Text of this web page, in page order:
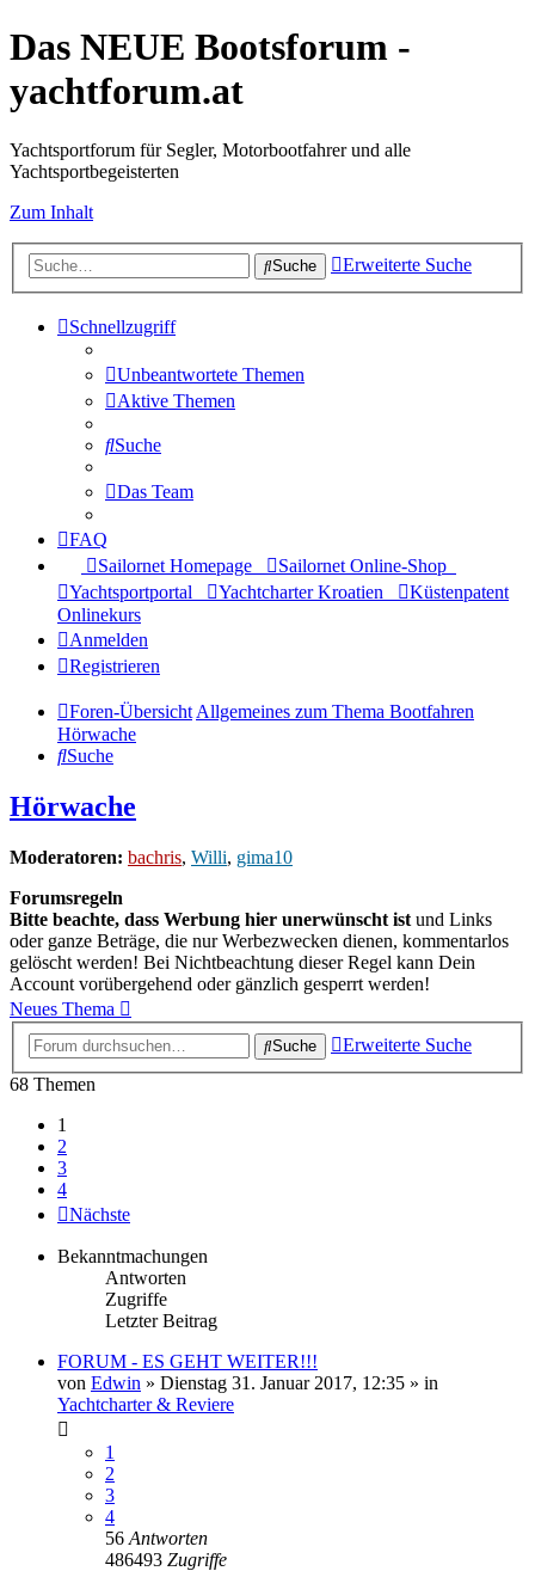
Das NEUE Bootsforum -
yachtforum.at
Yachtsportforum für Segler, Motorbootfahrer und alle
Yachtsportbegeisterten
Zum Inhalt
Suche Erweiterte Suche
Schnellzugriff
Unbeantwortete Themen
Aktive Themen
Suche
Das Team
FAQ
Sailornet Homepage
Sailornet Online-Shop
Yachtsportportal
Yachtcharter Kroatien
Küstenpatent
Onlinekurs
Anmelden
Registrieren
Foren-ÜbersichtAllgemeines zum Thema Bootfahren
Hörwache
Suche
Hörwache
Moderatoren: bachris, Willi, gima10
Forumsregeln
Bitte beachte, dass Werbung hier unerwünscht ist und Links
oder ganze Beträge, die nur Werbezwecken dienen, kommentarlos
gelöscht werden! Bei Nichtbeachtung dieser Regel kann Dein
Account vorübergehend oder gänzlich gesperrt werden!
Neues Thema
Suche
Erweiterte Suche
68 Themen
1
2
3
4
Nächste
Bekanntmachungen
Antworten
Zugriffe
Letzter Beitrag
FORUM - ES GEHT WEITER!!!
von Edwin » Dienstag 31. Januar 2017, 12:35 » in
Yachtcharter & Reviere
1
2
3
4
56 Antworten
486493 Zugriffe